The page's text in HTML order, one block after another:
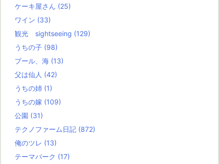
ケーキ屋さん (25)
ワイン (33)
観光 sightseeing (129)
うちの子 (98)
プール、海 (13)
父は仙人 (42)
うちの姉 (1)
うちの嫁 (109)
公園 (31)
テクノファーム日記 (872)
俺のツレ (13)
テーマパーク (17)